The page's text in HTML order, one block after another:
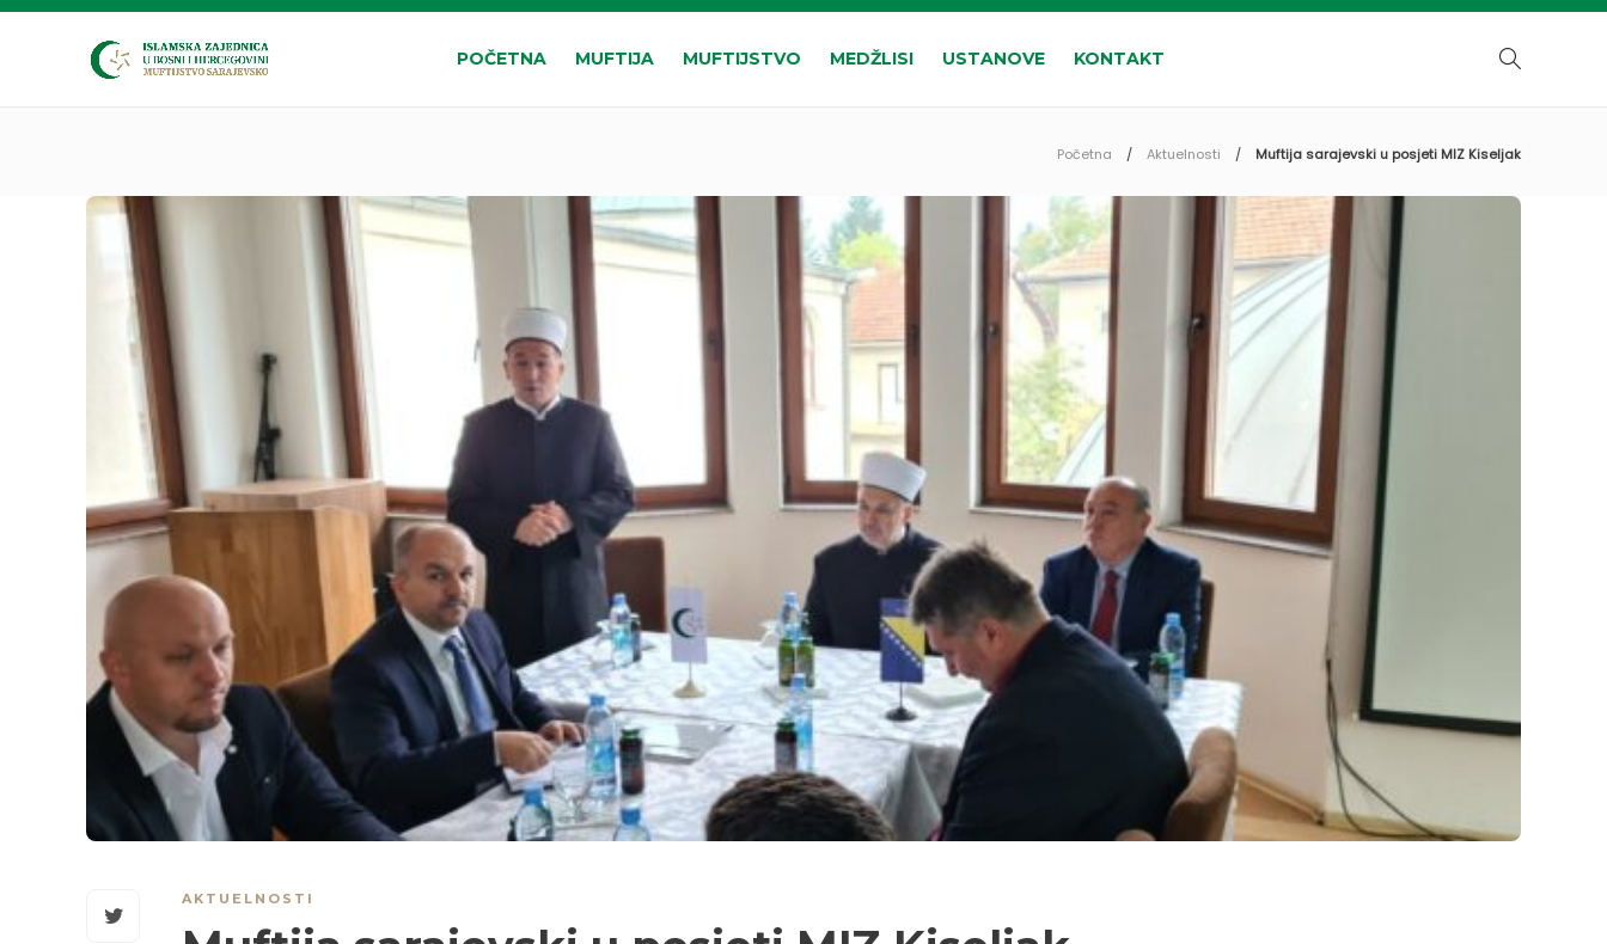
POČETNA MUFTIJA MUFTIJSTVO MEDŽLISI USTANOVE KONTAKT
Početna Aktuelnosti Muftija sarajevski u posjeti MIZ Kiseljak
AKTUELNOSTI